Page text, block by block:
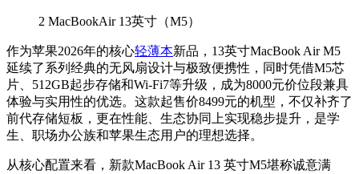
2 MacBookAir 13英寸（M5）
作为苹果2026年的核心轻薄本新品，13英寸MacBook Air M5
延续了系列经典的无风扇设计与极致便携性，同时凭借M5芯
片、512GB起步存储和Wi-Fi7等升级，成为8000元价位段兼具
体验与实用性的优选。这款起售价8499元的机型，不仅补齐了
前代存储短板，更在性能、生态协同上实现稳步提升，是学
生、职场办公族和苹果生态用户的理想选择。
从核心配置来看，新款MacBook Air 13 英寸M5堪称诚意满